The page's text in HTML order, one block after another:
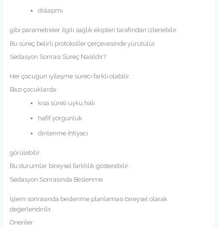
dolaşımı
gibi parametreler ilgili sağlık ekipleri tarafından izlenebilir.
Bu süreç belirli protokoller çerçevesinde yürütülür.
Sedasyon Sonrası Süreç Nasıldır?
Her çocuğun iyileşme süreci farklı olabilir.
Bazı çocuklarda:
kısa süreli uyku hali
hafif yorgunluk
dinlenme ihtiyacı
görülebilir.
Bu durumlar bireysel farklılık gösterebilir.
Sedasyon Sonrasında Beslenme
İşlem sonrasında beslenme planlaması bireysel olarak
değerlendirilir.
Öneriler: